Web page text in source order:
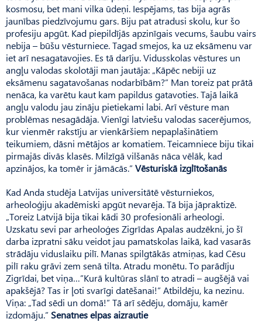
kosmosu, bet mani vilka ūdeņi. Iespējams, tas bija agrās
jaunības piedzīvojumu gars. Biju pat atradusi skolu, kur šo
profesiju apgūt. Kad piepildījās apzinīgais vecums, šaubu vairs
nebija – būšu vēsturniece. Tagad smejos, ka uz eksāmenu var
iet arī nesagatavojies. Es tā darīju. Vidusskolas vēstures un
angļu valodas skolotāji man jautāja: „Kāpēc nebiji uz
eksāmenu sagatavošanas nodarbībām?” Man toreiz pat prātā
nenāca, ka varētu kaut kam papildus gatavoties. Tajā laikā
angļu valodu jau zināju pietiekami labi. Arī vēsture man
problēmas nesagādāja. Vienīgi latviešu valodas sacerējumos,
kur vienmēr rakstīju ar vienkāršiem nepaplašinātiem
teikumiem, dāsni mētājos ar komatiem. Teicamniece biju tikai
pirmajās divās klasēs. Milzīgā vilšanās nāca vēlāk, kad
apzinājos, ka tomēr ir jāmācās.” Vēsturiskā izglītošanās
Kad Anda studēja Latvijas universitātē vēsturniekos,
arheoloģiju akadēmiski apgūt nevarēja. Tā bija jāpraktizē.
„Toreiz Latvijā bija tikai kādi 30 profesionāli arheologi.
Uzskatu sevi par arheoloģes Zigrīdas Apalas audzēkni, jo šī
darba izpratni sāku veidot jau pamatskolas laikā, kad vasarās
strādāju viduslaiku pilī. Manas spilgtākās atmiņas, kad Cēsu
pilī raku grāvi zem senā tilta. Atradu monētu. To parādīju
Zigrīdai, bet viņa…”Kurā kultūras slānī to atradi – augšējā vai
apakšējā? Tas ir ļoti svarīgi datēšanai!” Atbildēju, ka nezinu.
Viņa: „Tad sēdi un domā!” Tā arī sēdēju, domāju, kamēr
izdomāju.” Senatnes elpas aizrautie